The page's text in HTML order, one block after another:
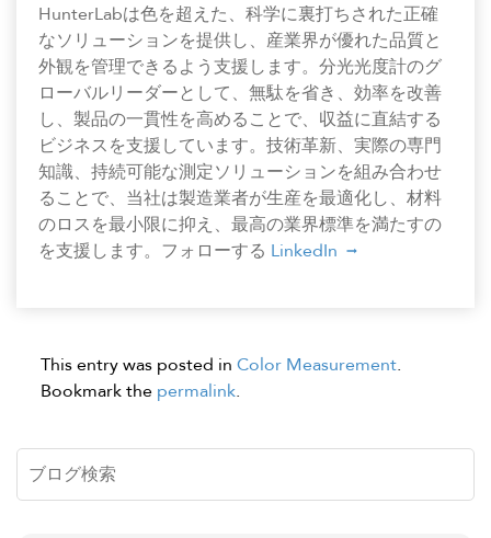
HunterLabは色を超えた、科学に裏打ちされた正確
なソリューションを提供し、産業界が優れた品質と
外観を管理できるよう支援します。分光光度計のグ
ローバルリーダーとして、無駄を省き、効率を改善
し、製品の一貫性を高めることで、収益に直結する
ビジネスを支援しています。技術革新、実際の専門
知識、持続可能な測定ソリューションを組み合わせ
ることで、当社は製造業者が生産を最適化し、材料
のロスを最小限に抑え、最高の業界標準を満たすの
を支援します。フォローする LinkedIn
This entry was posted in Color Measurement.
Bookmark the permalink.